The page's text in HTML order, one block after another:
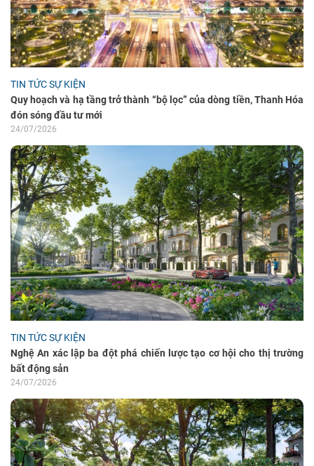
TIN TỨC SỰ KIỆN
Quy hoạch và hạ tầng trở thành “bộ lọc” của dòng tiền, Thanh Hóa
đón sóng đầu tư mới
24/07/2026
TIN TỨC SỰ KIỆN
Nghệ An xác lập ba đột phá chiến lược tạo cơ hội cho thị trường
bất động sản
24/07/2026